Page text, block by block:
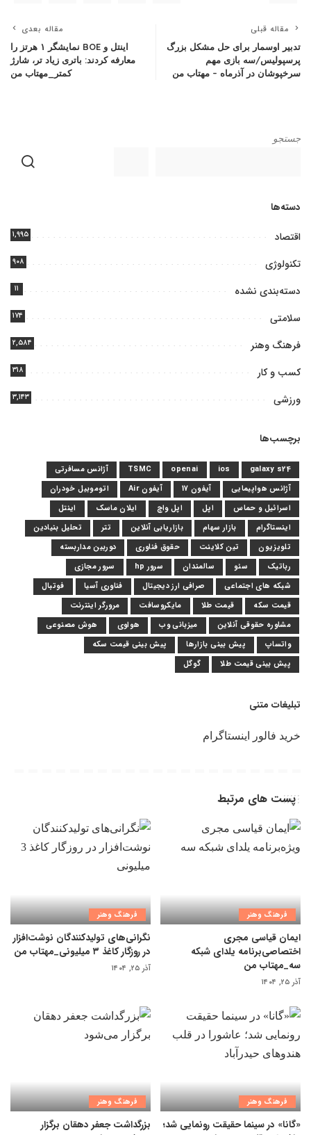
مقاله قبلی
تدبیر اوسمار برای حل مشکل بزرگ
پرسپولیس/سه بازی مهم
سرخپوشان در آذرماه – مهتاب من
مقاله بعدی
اینتل و BOE نمایشگر ۱ هرتز را
معارفه کردند: باتری زیاد تر، شارژ
کمتر_مهتاب من
جستجو
دسته‌ها
اقتصاد ۱,۹۹۵
تکنولوژی ۹۰۸
دسته‌بندی نشده ۱۱
سلامتی ۱۷۴
فرهنگ وهنر ۲,۵۸۴
کسب و کار ۳۱۸
ورزشی ۳,۱۴۳
برچسب‌ها
galaxy s24
ios
openai
TSMC
آژانس مسافرتی
آژانس هواپیمایی
آیفون 17 آیفون Air
اتوموبیل خودران
اسرائیل و حماس
اپل اپل واچ ایلان ماسک
اینتل
اینستاگرام
بازار سهام بازاریابی آنلاین تتر
تحلیل بنیادین
تلویزیون
تین کلاینت حقوق فناوری
دوربین مداربسته
رباتیک
سئو سالمندان سرور hp
سرور مجازی
شبکه های اجتماعی
صرافی ارز دیجیتال فناوری آسیا
فوتبال
قیمت سکه
قیمت طلا مایکروسافت
مرورگر اینترنت
مشاوره حقوقی آنلاین
میزبانی وب هواوی
هوش مصنوعی
واتساپ
پیش بینی بازارها
پیش بینی قیمت سکه
پیش بینی قیمت طلا
گوگل
تبلیغات متنی
خرید فالور اینستاگرام
پست های مرتبط
فرهنگ وهنر
ایمان قیاسی مجری
اختصاصی‌برنامه یلدای شبکه
سه_مهتاب من
آذر ۲۵, ۱۴۰۴
فرهنگ وهنر
نگرانی‌های تولیدکنندگان نوشت‌افزار
در روزگار کاغذ ۳ میلیونی_مهتاب من
آذر ۲۵, ۱۴۰۴
فرهنگ وهنر
«گانا» در سینما حقیقت رونمایی شد؛
فرهنگ وهنر
بزرگداشت جعفر دهقان برگزار